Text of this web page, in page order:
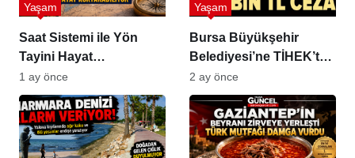
Saat Sistemi ile Yön
Tayini Hayat
Kurtarabiliyor
Yaşam
1 ay önce
Bursa Büyükşehir
Belediyesi’ne TİHEK’ten
256 Bin TL Ceza
Yaşam
2 ay önce